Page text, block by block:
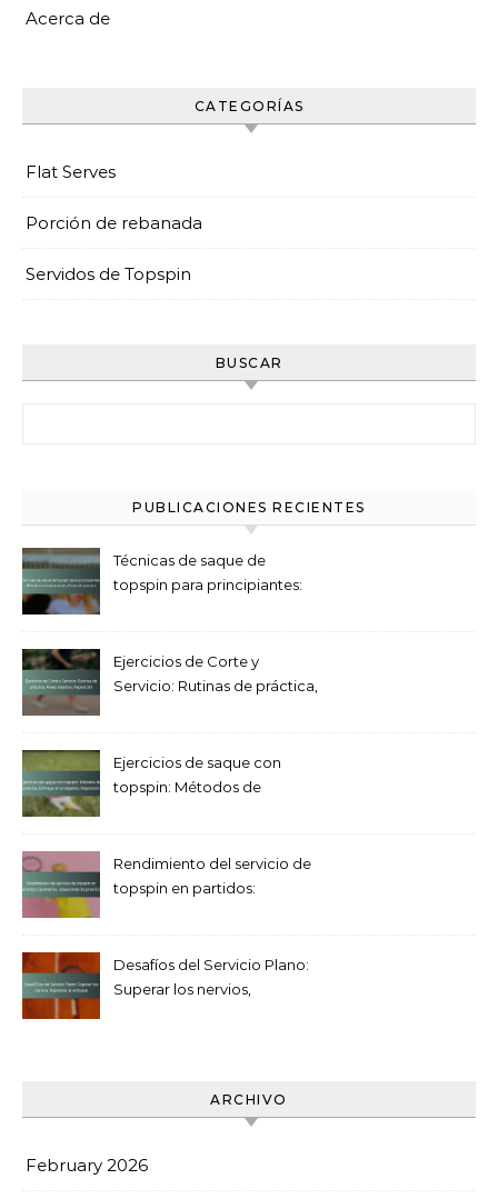
Acerca de
CATEGORÍAS
Flat Serves
Porción de rebanada
Servidos de Topspin
BUSCAR
PUBLICACIONES RECIENTES
Técnicas de saque de
topspin para principiantes:
Ejercicios de Corte y
Servicio: Rutinas de práctica,
Ejercicios de saque con
topspin: Métodos de
Rendimiento del servicio de
topspin en partidos:
Desafíos del Servicio Plano:
Superar los nervios,
ARCHIVO
February 2026